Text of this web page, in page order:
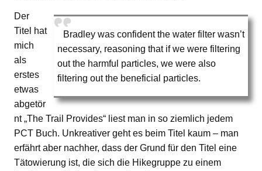
Bradley was confident the water filter wasn’t
necessary, reasoning that if we were filtering
out the harmful particles, we were also
filtering out the beneficial particles.
Der
Titel hat
mich
als
erstes
etwas
abgetör
nt „The Trail Provides“ liest man in so ziemlich jedem
PCT Buch. Unkreativer geht es beim Titel kaum – man
erfährt aber nachher, dass der Grund für den Titel eine
Tätowierung ist, die sich die Hikegruppe zu einem